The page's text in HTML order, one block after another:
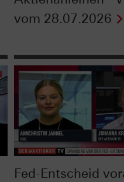
vom 28.07.2026
Fed-Entscheid